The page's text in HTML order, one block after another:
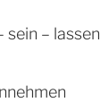
sein – lassen